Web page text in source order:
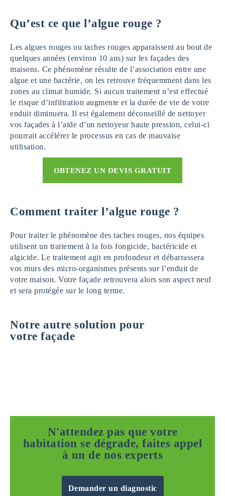
Qu’est ce que l’algue rouge ?
Les algues rouges ou taches rouges apparaissent au bout de
quelques années (environ 10 ans) sur les façades des
maisons. Ce phénomène résulte de l’association entre une
algue et une bactérie, on les retrouve fréquemment dans les
zones au climat humide. Si aucun traitement n’est effectué
le risque d’infiltration augmente et la durée de vie de votre
enduit diminuera. Il est également déconseillé de nettoyer
vos façades à l’aide d’un nettoyeur haute pression, celui-ci
pourrait accélérer le processus en cas de mauvaise
utilisation.
OBTENEZ UN DEVIS GRATUIT
Comment traiter l’algue rouge ?
Pour traiter le phénomène des taches rouges, nos équipes
utilisent un traitement à la fois fongicide, bactéricide et
algicide. Le traitement agit en profondeur et débarrassera
vos murs des micro-organismes présents sur l’enduit de
votre maison. Votre façade retrouvera alors son aspect neuf
et sera protégée sur le long terme.
Notre autre solution pour
votre façade
N'attendez pas que votre
habitation se dégrade, faites appel
à un de nos experts
Demander un diagnostic